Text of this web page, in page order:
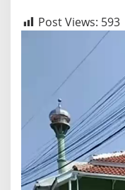
Post Views: 593